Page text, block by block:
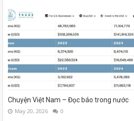
Chuyện Việt Nam – Đọc báo trong nước
May 20, 2026 0